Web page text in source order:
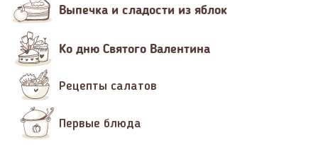
Выпечка и сладости из яблок
Ко дню Святого Валентина
Рецепты салатов
Первые блюда